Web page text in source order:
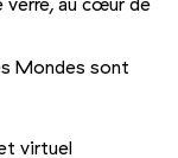
verre, au cœur de
Mondes sont
virtuel